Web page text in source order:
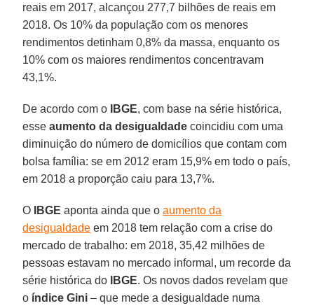
reais em 2017, alcançou 277,7 bilhões de reais em
2018. Os 10% da população com os menores
rendimentos detinham 0,8% da massa, enquanto os
10% com os maiores rendimentos concentravam
43,1%.
De acordo com o IBGE, com base na série histórica,
esseaumento da desigualdade coincidiu com uma
diminuição do número de domicílios que contam com
bolsa família: se em 2012 eram 15,9% em todo o país,
em 2018 a proporção caiu para 13,7%.
O IBGE aponta ainda que oaumento da
desigualdade em 2018 tem relação com a crise do
mercado de trabalho: em 2018, 35,42 milhões de
pessoas estavam no mercado informal, um recorde da
série histórica do
IBGE. Os novos dados revelam que
o índice Gini – que mede a desigualdade numa